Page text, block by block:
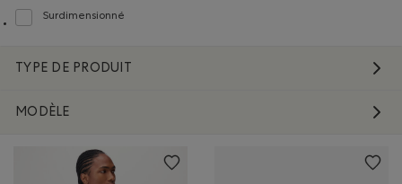
Surdimensionné
Classer selon Coupe : Surdimensionné(Oversized)
TYPE DE PRODUIT
MODÈLE